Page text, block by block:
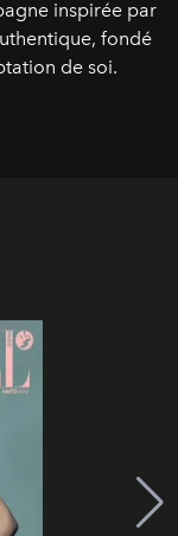
inspirée par
fondé
de soi.